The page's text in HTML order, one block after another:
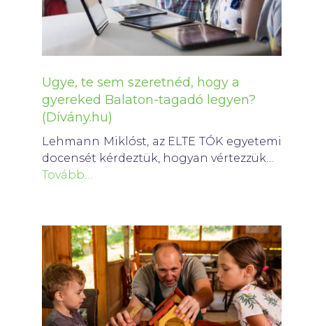
Ugye, te sem szeretnéd, hogy a
gyereked Balaton-tagadó legyen?
(Dívány.hu)
Lehmann Miklóst, az ELTE TÓK egyetemi
docensét kérdeztük, hogyan vértezzük…
Tovább…